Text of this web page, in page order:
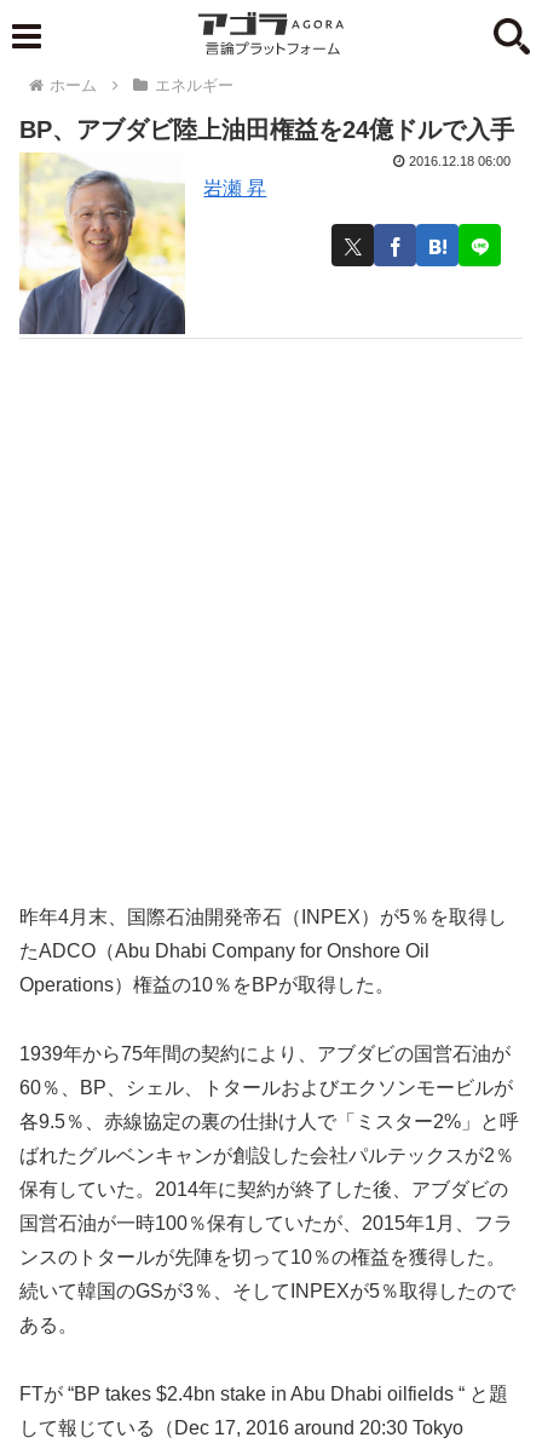
ホーム エネルギー
BP、アブダビ陸上油田権益を24億ドルで入手
岩瀬 昇
2016.12.18 06:00
昨年4月末、国際石油開発帝石（INPEX）が5％を取得し
たADCO（Abu Dhabi Company for Onshore Oil
Operations）権益の10％をBPが取得した。
1939年から75年間の契約により、アブダビの国営石油が
60％、BP、シェル、トタールおよびエクソンモービルが
各9.5％、赤線協定の裏の仕掛け人で「ミスター2%」と呼
ばれたグルベンキャンが創設した会社パルテックスが2％
保有していた。2014年に契約が終了した後、アブダビの
国営石油が一時100％保有していたが、2015年1月、フラ
ンスのトタールが先陣を切って10％の権益を獲得した。
続いて韓国のGSが3％、そしてINPEXが5％取得したので
ある。
FTが “BP takes $2.4bn stake in Abu Dhabi oilfields “ と題
して報じている（Dec 17, 2016 around 20:30 Tokyo